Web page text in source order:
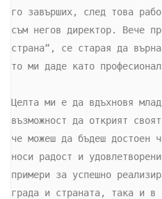
го завърших, след това
съм негов директор. Вече
страна“, се старая да
то ми даде като
Целта ми е да вдъхновя
възможност да открият
че можеш да бъдеш достоен
носи радост и
примери за успешно
града и страната, така и в